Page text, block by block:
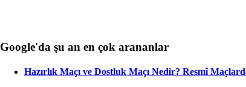
Google'da şu an en çok arananlar
Hazırlık Maçı ve Dostluk Maçı Nedir? Resmî